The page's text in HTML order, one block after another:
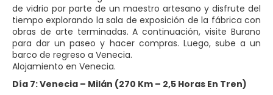
de vidrio por parte de un maestro artesano y disfrute del
tiempo explorando la sala de exposición de la fábrica con
obras de arte terminadas. A continuación, visite Burano
para dar un paseo y hacer compras. Luego, sube a un
barco de regreso a Venecia.
Alojamiento en Venecia.
Día 7: Venecia – Milán (270 Km – 2,5 Horas En Tren)